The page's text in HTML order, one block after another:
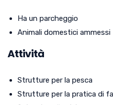
Ha un parcheggio
Animali domestici ammessi
Attività
Strutture per la pesca
Strutture per la pratica di